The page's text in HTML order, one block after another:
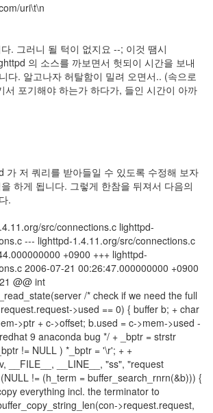
uri\t\n
. 그러니 될 턱이 없지요 --; 이것 땜시
의 소스를 까보면서 헛되이 시간을 보내
다. 알고나자 허탈함이 밀려 오면서.. (속으로
서 포기해야 하는가 하다가, 들인 시간이 아까
가 저 쿼리를 받아들일 수 있도록 수정해 보자
하게 됩니다. 그렇게 한참을 뒤져서 다음의
.
src/connections.c lighttpd-
--- lighttpd-1.4.11.org/src/connections.c
+0900 +++ lighttpd-
2006-07-21 00:26:47.000000000 +0900
@@ int
/* check if we need the full
>used == 0) { buffer b; + char
>ptr + c->offset; b.used = c->mem->used -
9 anaconda bug */ + _bptr = strstr
!= NULL ) *_bptr = '\r'; + +
__FILE__, __LINE__, "ss", "request
!= (h_term = buffer_search_rnrn(&b))) {
everything incl. the terminator to
>request.request,